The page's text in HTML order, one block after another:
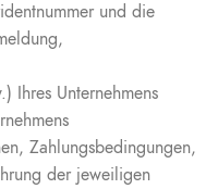
und die
Ihres Unternehmens
Zahlungsbedingungen,
der jeweiligen